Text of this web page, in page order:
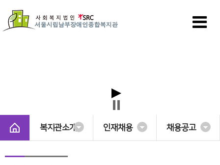
복지관소개 인재채용 채용공고